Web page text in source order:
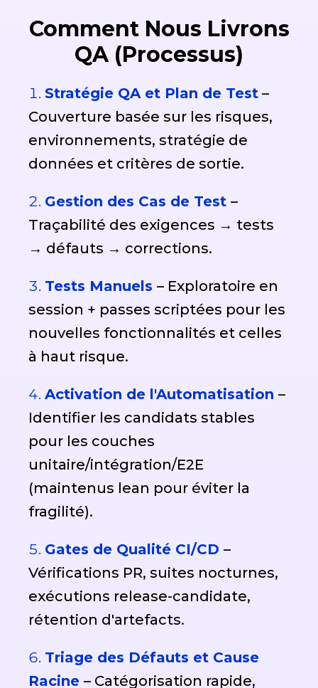
Comment Nous Livrons
QA (Processus)
Stratégie QA et Plan de Test –
Couverture basée sur les risques,
environnements, stratégie de
données et critères de sortie.
Gestion des Cas de Test –
Traçabilité des exigences → tests
→ défauts → corrections.
Tests Manuels – Exploratoire en
session + passes scriptées pour les
nouvelles fonctionnalités et celles
à haut risque.
Activation de l'Automatisation –
Identifier les candidats stables
pour les couches
unitaire/intégration/E2E
(maintenus lean pour éviter la
fragilité).
Gates de Qualité CI/CD –
Vérifications PR, suites nocturnes,
exécutions release-candidate,
rétention d'artefacts.
Triage des Défauts et Cause
Racine – Catégorisation rapide,